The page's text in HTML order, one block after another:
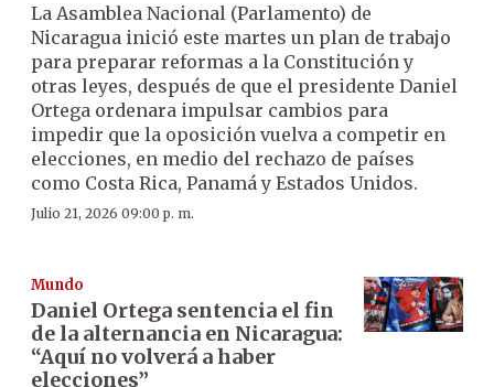
La Asamblea Nacional (Parlamento) de
Nicaragua inició este martes un plan de trabajo
para preparar reformas a la Constitución y
otras leyes, después de que el presidente Daniel
Ortega ordenara impulsar cambios para
impedir que la oposición vuelva a competir en
elecciones, en medio del rechazo de países
como Costa Rica, Panamá y Estados Unidos.
Julio 21, 2026 09:00 p. m.
Mundo
Daniel Ortega sentencia el fin
de la alternancia en Nicaragua:
“Aquí no volverá a haber
elecciones”